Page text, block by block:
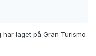
har laget på Gran Turismo